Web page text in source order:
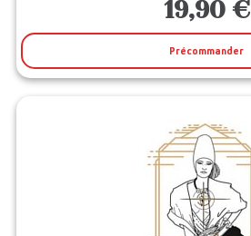
19,90 €
Précommander